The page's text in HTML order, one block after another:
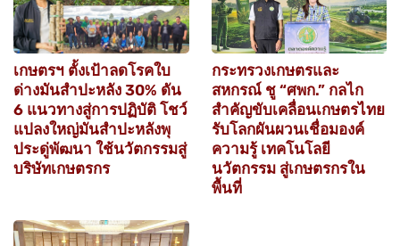
เกษตรฯ ตั้งเป้าลดโรคใบ
ด่างมันสำปะหลัง 30% ดัน
6 แนวทางสู่การปฏิบัติ โชว์
แปลงใหญ่มันสำปะหลังพุ
ประดู่พัฒนา ใช้นวัตกรรมสู่
บริษัทเกษตรกร
กระทรวงเกษตรและ
สหกรณ์ ชู “ศพก.” กลไก
สำคัญขับเคลื่อนเกษตรไทย
รับโลกผันผวนเชื่อมองค์
ความรู้ เทคโนโลยี
นวัตกรรม สู่เกษตรกรใน
พื้นที่